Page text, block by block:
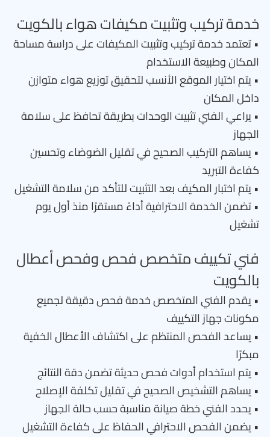
خدمة تركيب وتثبيت مكيفات هواء بالكويت
• تعتمد خدمة تركيب وتثبيت المكيفات على دراسة مساحة
المكان وطبيعة الاستخدام
• يتم اختيار الموقع الأنسب لتحقيق توزيع هواء متوازن
داخل المكان
• يراعي الفني تثبيت الوحدات بطريقة تحافظ على سلامة
الجهاز
• يساهم التركيب الصحيح في تقليل الضوضاء وتحسين
كفاءة التبريد
• يتم اختبار المكيف بعد التثبيت للتأكد من سلامة التشغيل
• تضمن الخدمة الاحترافية أداءً مستقرًا منذ أول يوم
تشغيل
فني تكييف متخصص فحص وفحص أعطال
بالكويت
• يقدم الفني المتخصص خدمة فحص دقيقة لجميع
مكونات جهاز التكييف
• يساعد الفحص المنتظم على اكتشاف الأعطال الخفية
مبكرًا
• يتم استخدام أدوات فحص حديثة تضمن دقة النتائج
• يساهم التشخيص الصحيح في تقليل تكلفة الإصلاح
• يحدد الفني خطة صيانة مناسبة حسب حالة الجهاز
• يضمن الفحص الاحترافي الحفاظ على كفاءة التشغيل